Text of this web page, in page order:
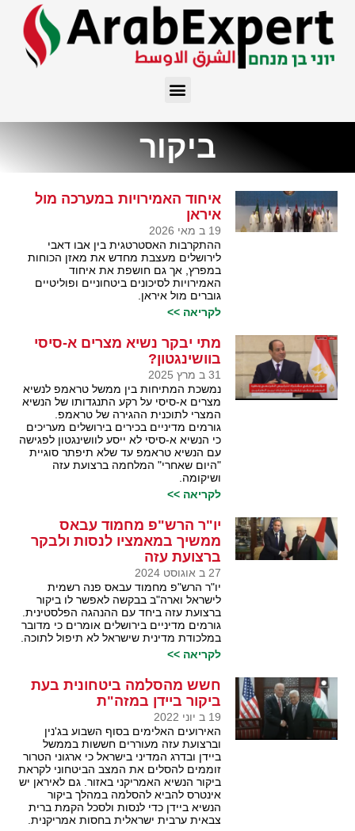
ביקור
איחוד האמירויות במערכה מול
איראן
19 ב מאי 2026
ההתקרבות האסטרטגית בין אבו דאבי
לירושלים מעצבת מחדש את מאזן הכוחות
במפרץ, אך גם חושפת את איחוד
האמירויות לסיכונים ביטחוניים ופוליטיים
גוברים מול איראן.
לקריאה >>
מתי יבקר נשיא מצרים א-סיסי
בוושינגטון?
31 ב מרץ 2025
נמשכת המתיחות בין ממשל טראמפ לנשיא
מצרים א-סיסי על רקע התנגדותו של הנשיא
המצרי לתוכנית ההגירה של טראמפ.
גורמים מדיניים בכירים בירושלים מעריכים
כי הנשיא א-סיסי לא ייסע לוושינגטון לפגישה
עם הנשיא טראמפ עד שלא תיפתר סוגיית
"היום שאחרי" המלחמה ברצועת עזה
ושיקומה.
לקריאה >>
יו"ר הרש"פ מחמוד עבאס
ממשיך במאמציו לנסות ולבקר
ברצועת עזה
27 ב אוגוסט 2024
יו"ר הרש"פ מחמוד עבאס פנה רשמית
לישראל וארה"ב בבקשה לאפשר לו ביקור
ברצועת עזה ביחד עם ההנהגה הפלסטינית.
גורמים מדיניים בירושלים אומרים כי מדובר
במלכודת מדינית שישראל לא תיפול לתוכה.
לקריאה >>
חשש מהסלמה ביטחונית בעת
ביקור ביידן במזה"ת
19 ב יוני 2022
האירועים האלימים בסוף השבוע בג'נין
וברצועת עזה מעוררים חששות בממשל
ביידן ובדרג המדיני בישראל כי ארגוני הטרור
זוממים להסלים את המצב הביטחוני לקראת
ביקור הנשיא האמריקני באזור. גם לאיראן יש
אינטרס להביא להסלמה במהלך ביקור
הנשיא ביידן כדי לנסות ולסכל הקמת ברית
צבאית ערבית ישראלית בחסות אמריקנית.